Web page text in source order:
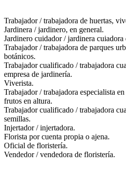
Trabajador / trabajadora de huertas,
Jardinera / jardinero, en general.
Jardinero cuidador / jardinera cuiadora
Trabajador / trabajadora de parques
botánicos.
Trabajador cualificado / trabajadora
empresa de jardinería.
Viverista.
Trabajador / trabajadora especialista
frutos en altura.
Trabajador cualificado / trabajadora
semillas.
Injertador / injertadora.
Florista por cuenta propia o ajena.
Oficial de floristería.
Vendedor / vendedora de floristería.